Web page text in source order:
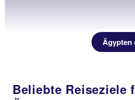
Ägypten
Beliebte Reiseziele